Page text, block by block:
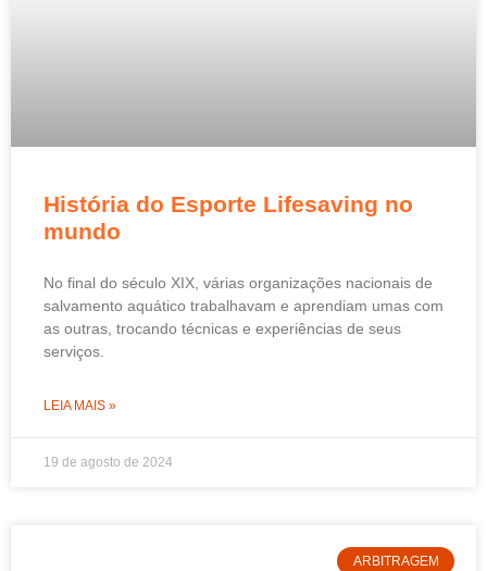
História do Esporte Lifesaving no
mundo
No final do século XIX, várias organizações nacionais de
salvamento aquático trabalhavam e aprendiam umas com
as outras, trocando técnicas e experiências de seus
serviços.
LEIA MAIS »
19 de agosto de 2024
ARBITRAGEM